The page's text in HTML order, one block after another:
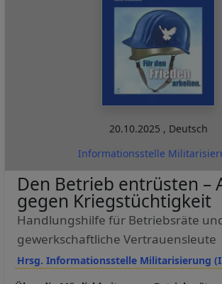
20.10.2025 , Deutsch
Informationsstelle
Hrsg. Informationsstelle Militarisierung
Den Betrieb entrüsten –
gegen Kriegstüchtigkeit
Handlungshilfe für Betriebsräte
gewerkschaftliche Vertrauensleute